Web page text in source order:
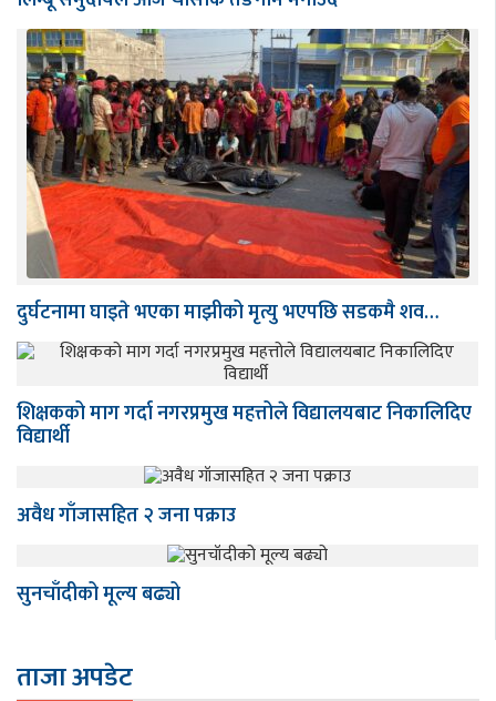
दुर्घटनामा घाइते भएका माझीको मृत्यु भएपछि सडकमै शव…
शिक्षकको माग गर्दा नगरप्रमुख महत्तोले विद्यालयबाट निकालिदिए
विद्यार्थी
अवैध गाँजासहित २ जना पक्राउ
सुनचाँदीको मूल्य बढ्यो
ताजा अपडेट